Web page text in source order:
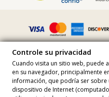
Todos los precios incluyen iva ·
Todos los derechos
Controle su privacidad
Cuando visita un sitio web, puede
en su navegador, principalmente
información, que podría ser sobre
dispositivo de Internet